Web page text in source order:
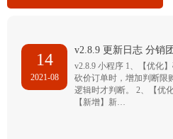
14
2021-08
v2.8.9 更新日志 分销
v2.8.9 小程序 1、【优化
砍价订单时，增加判断限
逻辑时才判断。 2、【优
【新增】新…